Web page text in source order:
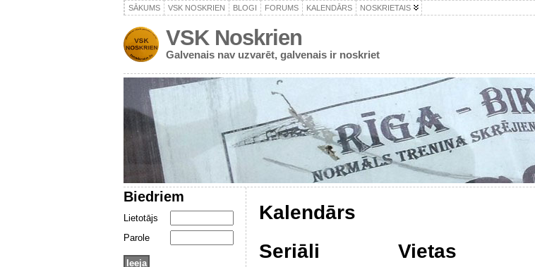
SĀKUMS VSK NOSKRIEN BLOGI FORUMS KALENDĀRS NOSKRIETAIS
VSK Noskrien
Galvenais nav uzvarēt, galvenais ir noskriet
Biedriem
Lietotājs
Parole
Kalendārs
Seriāli
Vietas